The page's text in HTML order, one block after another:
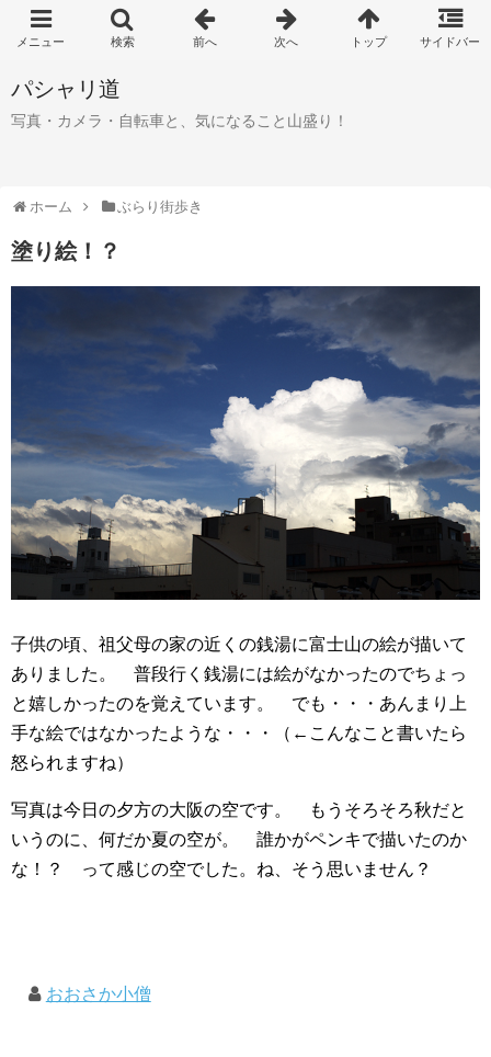
パシャリ道
写真・カメラ・自転車と、気になること山盛り！
ホーム ぶらり街歩き
塗り絵！？
子供の頃、祖父母の家の近くの銭湯に富士山の絵が描いて
ありました。 普段行く銭湯には絵がなかったのでちょっ
と嬉しかったのを覚えています。 でも・・・あんまり上
手な絵ではなかったような・・・（←こんなこと書いたら
怒られますね）
写真は今日の夕方の大阪の空です。 もうそろそろ秋だと
いうのに、何だか夏の空が。 誰かがペンキで描いたのか
な！？ って感じの空でした。ね、そう思いません？
おおさか小僧